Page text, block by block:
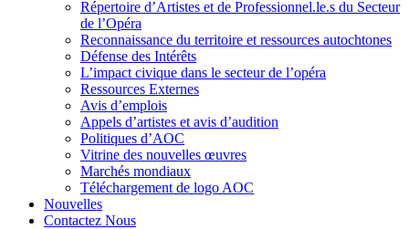
Répertoire d’Artistes et de Professionnel.le.s du Secteur
de l’Opéra
Reconnaissance du territoire et ressources autochtones
Défense des Intérêts
L’impact civique dans le secteur de l’opéra
Ressources Externes
Avis d’emplois
Appels d’artistes et avis d’audition
Politiques d’AOC
Vitrine des nouvelles œuvres
Marchés mondiaux
Téléchargement de logo AOC
Nouvelles
Contactez Nous